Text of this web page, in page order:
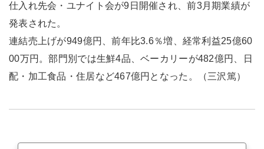
仕入れ先会・ユナイト会が9日開催され、前3月期業績が
発表された。
連結売上げが949億円、前年比3.6％増、経常利益25億60
00万円。部門別では生鮮4品、ベーカリーが482億円、日
配・加工食品・住居など467億円となった。（三沢篤）